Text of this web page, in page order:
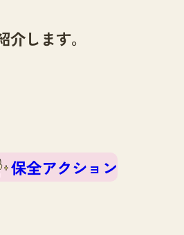
します。
保全アクション